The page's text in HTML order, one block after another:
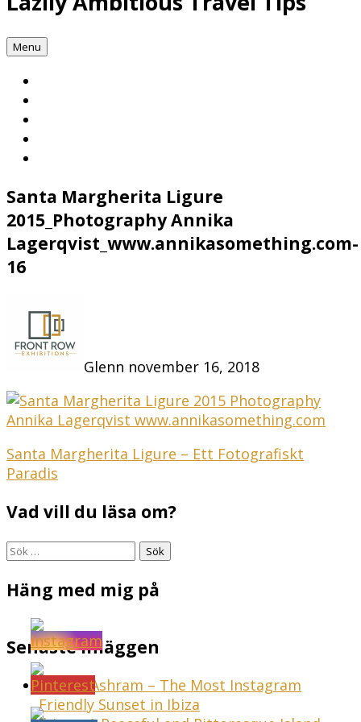
Menu
Santa Margherita Ligure
2015_Photography Annika
Lagerqvist_www.annikasomething.com-
16
Glenn november 16, 2018
Inläggsnavigering
Santa Margherita Ligure – Ett Fotografiskt
Paradis
Vad vill du läsa om?
Sök
Häng med mig på
Senaste inläggen
Sunset Ashram – The Most Instagram
Friendly Sunset in Ibiza